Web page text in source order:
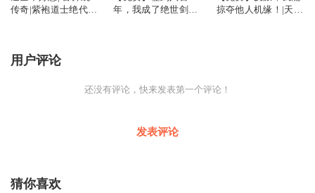
传奇|紫袍道士绝代道
年，我成了绝世剑
掠夺他人机缘！|天命
用户评论
还没有评论，快来发表第一个评论！
发表评论
猜你喜欢